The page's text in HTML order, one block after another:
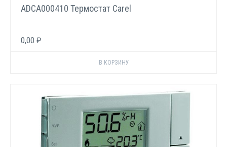
ADCA000410 Термостат Carel
0,00 ₽